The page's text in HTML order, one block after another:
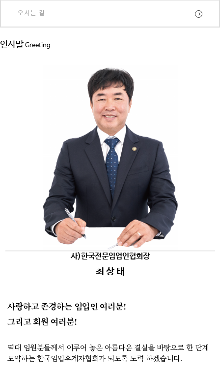
오시는 길
인사말 Greeting
사)한국전문임업인협회장
최 상 태
사랑하고 존경하는 임업인 여러분!
그리고 회원 여러분!
역대 임원분들께서 이루어 놓은 아름다운 결실을 바탕으로 한 단계
도약하는 한국임업후계자협회가 되도록 노력 하겠습니다.